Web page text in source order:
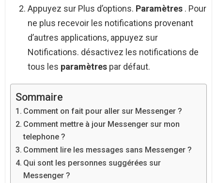
Appuyez sur Plus d’options. Paramètres . Pour
ne plus recevoir les notifications provenant
d’autres applications, appuyez sur
Notifications. désactivez les notifications de
tous les paramètres par défaut.
Sommaire
Comment on fait pour aller sur Messenger ?
Comment mettre à jour Messenger sur mon
telephone ?
Comment lire les messages sans Messenger ?
Qui sont les personnes suggérées sur
Messenger ?